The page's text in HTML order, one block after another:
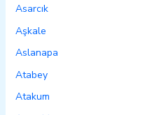
Asarcık
Aşkale
Aslanapa
Atabey
Atakum